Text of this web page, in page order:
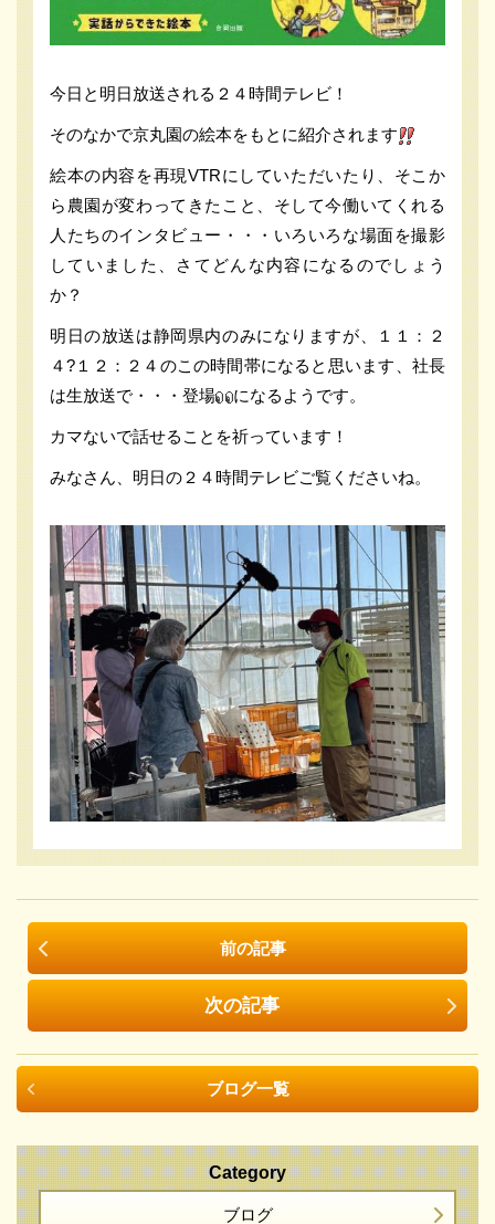
今日と明日放送される２４時間テレビ！
そのなかで京丸園の絵本をもとに紹介されます
絵本の内容を再現VTRにしていただいたり、そこか
ら農園が変わってきたこと、そして今働いてくれる
人たちのインタビュー・・・いろいろな場面を撮影
していました、さてどんな内容になるのでしょう
か？
明日の放送は静岡県内のみになりますが、１１：２
４?１２：２４のこの時間帯になると思います、社長
は生放送で・・・登場
になるようです。
カマないで話せることを祈っています！
みなさん、明日の２４時間テレビご覧くださいね。
前の記事
次の記事
ブログ一覧
Category
ブログ